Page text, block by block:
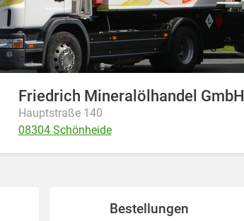
Friedrich Mineralölhandel GmbH
Hauptstraße 140
08304 Schönheide
Bestellungen